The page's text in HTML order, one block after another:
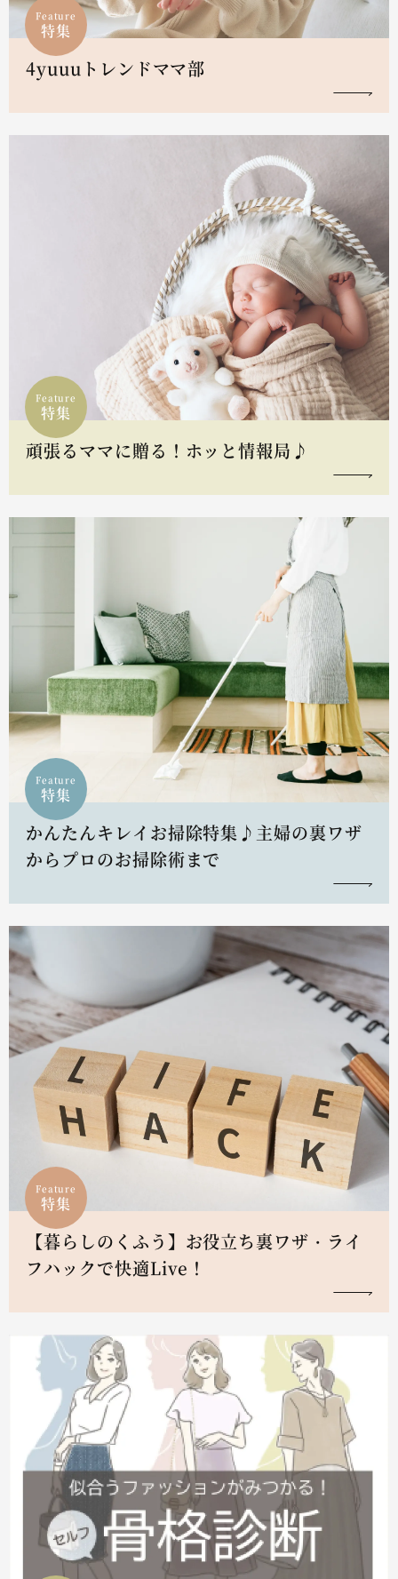
Feature
特集
4yuuuトレンドママ部
Feature
特集
頑張るママに贈る！ホッと情報局♪
Feature
特集
かんたんキレイお掃除特集♪主婦の裏ワザ
からプロのお掃除術まで
Feature
特集
【暮らしのくふう】お役立ち裏ワザ・ライ
フハックで快適Live！